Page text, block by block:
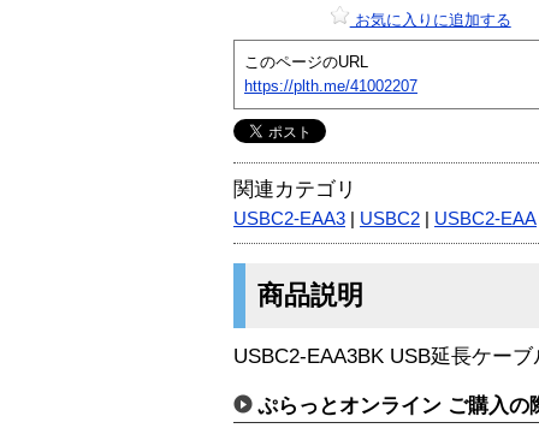
お気に入りに追加する
このページのURL
https://plth.me/41002207
関連カテゴリ
USBC2-EAA3 USBC2 USBC2-EAA
商品説明
USBC2-EAA3BK USB延長ケーブ
ぷらっとオンライン ご購入の